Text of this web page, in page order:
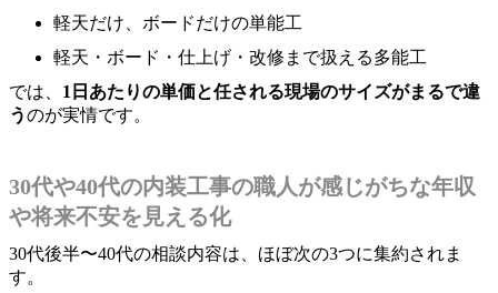
軽天だけ、ボードだけの単能工
軽天・ボード・仕上げ・改修まで扱える多能工
では、 1日あたりの単価と任される現場のサイズがまるで違
うのが実情です。
30代や40代の内装工事の職人が感じがちな年収
や将来不安を見える化
30代後半〜40代の相談内容は、ほぼ次の3つに集約されま
す。